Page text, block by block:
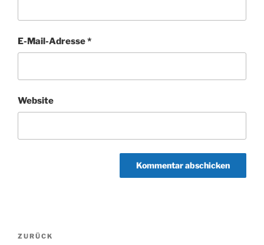
E-Mail-Adresse*
Website
Beitragsnavigation
Vorheriger
ZURÜCK